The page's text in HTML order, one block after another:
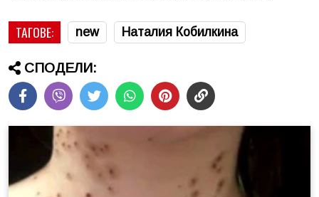
ТАГОВЕ: new Наталия Кобилкина
СПОДЕЛИ: